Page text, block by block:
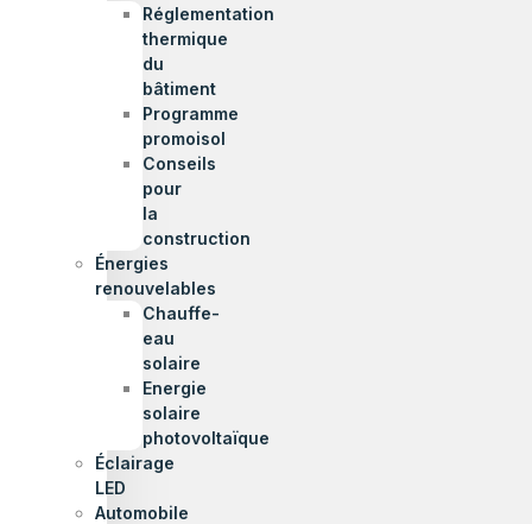
Réglementation
thermique
du
bâtiment
Programme
promoisol
Conseils
pour
la
construction
Énergies
renouvelables
Chauffe-
eau
solaire
Energie
solaire
photovoltaïque
Éclairage
LED
Automobile